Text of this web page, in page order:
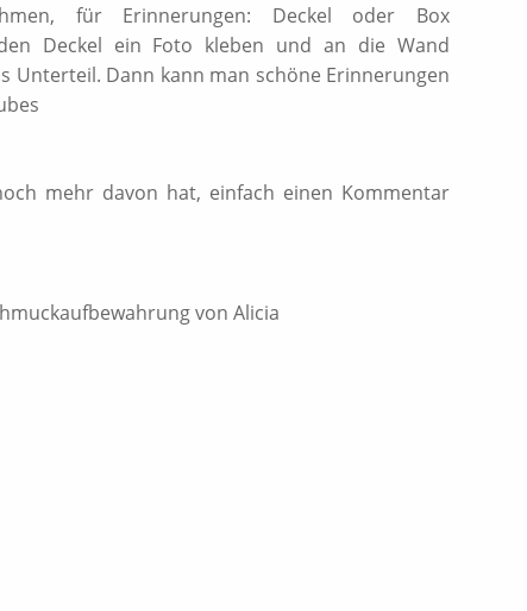
für Erinnerungen: Deckel oder Box
Deckel ein Foto kleben und an die Wand
Unterteil. Dann kann man schöne Erinnerungen
mehr davon hat, einfach einen Kommentar
von Alicia